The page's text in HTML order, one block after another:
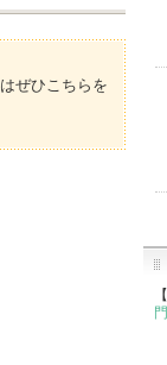
ぜひこちらを
【
門